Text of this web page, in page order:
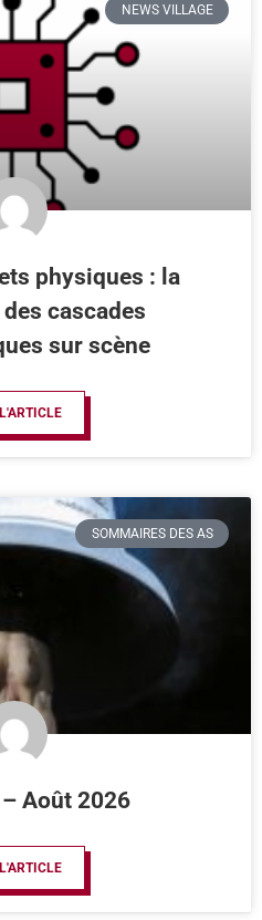
NEWS VILLAGE
physiques : la
cascades
sur scène
SOMMAIRES DES AS
Août 2026